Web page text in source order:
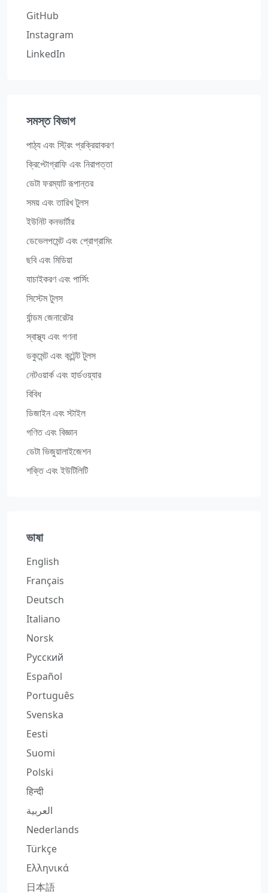
GitHub
Instagram
LinkedIn
সমস্ত বিভাগ
পাঠ্য এবং স্ট্রিং প্রক্রিয়াকরণ
ক্রিপ্টোগ্রাফি এবং নিরাপত্তা
ডেটা ফরম্যাট রূপান্তর
সময় এবং তারিখ টুলস
ইউনিট কনভার্টার
ডেভেলপমেন্ট এবং প্রোগ্রামিং
ছবি এবং মিডিয়া
যাচাইকরণ এবং পার্সিং
সিস্টেম টুলস
র্যান্ডম জেনারেটর
স্বাস্থ্য এবং গণনা
ডকুমেন্ট এবং কন্টেন্ট টুলস
নেটওয়ার্ক এবং হার্ডওয়্যার
বিবিধ
ডিজাইন এবং স্টাইল
গণিত এবং বিজ্ঞান
ডেটা ভিজুয়ালাইজেশন
শক্তি এবং ইউটিলিটি
ভাষা
English
Français
Deutsch
Italiano
Norsk
Русский
Español
Português
Svenska
Eesti
Suomi
Polski
हिन्दी
العربية
Nederlands
Türkçe
Ελληνικά
日本語